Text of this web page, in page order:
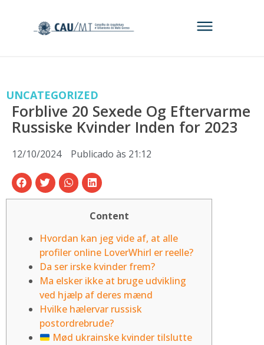
UNCATEGORIZED
Forblive 20 Sexede Og Eftervarme
Russiske Kvinder Inden for 2023
12/10/2024 Publicado às 21:12
Content
Hvordan kan jeg vide af, at alle
profiler online LoverWhirl er reelle?
Da ser irske kvinder frem?
Ma elsker ikke at bruge udvikling
ved hjælp af deres mænd
Hvilke hælervar russisk
postordrebrude?
Mød ukrainske kvinder tilslutte